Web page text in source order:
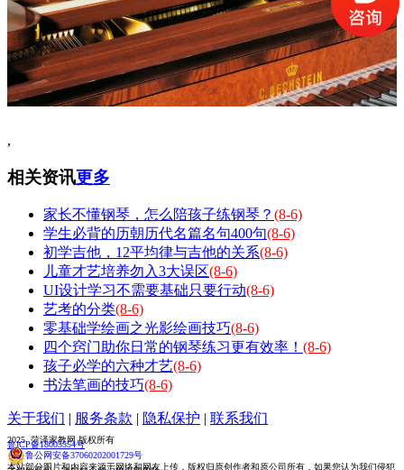
,
相关资讯更多
家长不懂钢琴，怎么陪孩子练钢琴？ (8-6)
学生必背的历朝历代名篇名句400句(8-6)
初学吉他，12平均律与吉他的关系(8-6)
儿童才艺培养勿入3大误区(8-6)
UI设计学习不需要基础只要行动(8-6)
艺考的分类(8-6)
零基础学绘画之光影绘画技巧(8-6)
四个窍门助你日常的钢琴练习更有效率！ (8-6)
孩子必学的六种才艺(8-6)
书法笔画的技巧(8-6)
关于我们 | 服务条款 | 隐私保护 | 联系我们
2025 菏泽家教网 版权所有
鲁ICP备18005554号
鲁公网安备37060202001729号
本站部分图片和内容来源于网络和网友上传，版权归原创作者和原公司所有，如果您认为我们侵犯